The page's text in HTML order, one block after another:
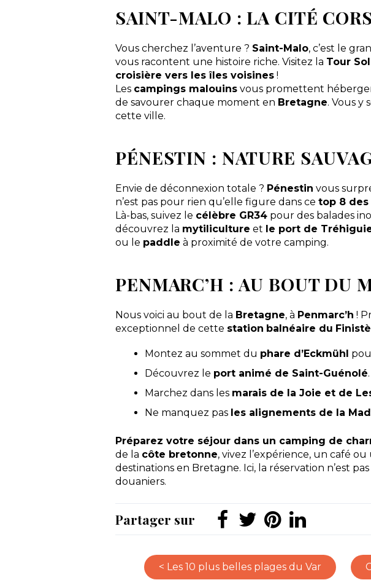
SAINT-MALO : LA CITÉ
Vous cherchez l’aventure ? Saint-Malo, c’est le
vous racontent une histoire riche. Visitez la Tour
croisière vers les îles voisines !
Les campings malouins vous promettent
de savourer chaque moment en Bretagne. Vous y
cette ville.
PÉNESTIN : NATURE
Envie de déconnexion totale ? Pénestin vous
n’est pas pour rien qu’elle figure dans cetop 8
Là-bas, suivez le célèbre GR34 pour des balades
découvrez la mytiliculture et le port de
ou le paddle à proximité de votre camping.
PENMARC’H : AU BOUT DU
Nous voici au bout de la Bretagne, à Penmarc’h !
exceptionnel de cette station balnéaire du
Montez au sommet du phare d’Eckmühl
Découvrez le port animé de Saint-Guénolé.
Marchez dans les marais de la Joie et de
Ne manquez pas les alignements de la
Préparez votre séjour dans un camping de
de la côte bretonne, vivez l’expérience, un café
destinations en Bretagne. Ici, la réservation n’est
douaniers.
Partager sur
< Les 10 plus belles plages du Var